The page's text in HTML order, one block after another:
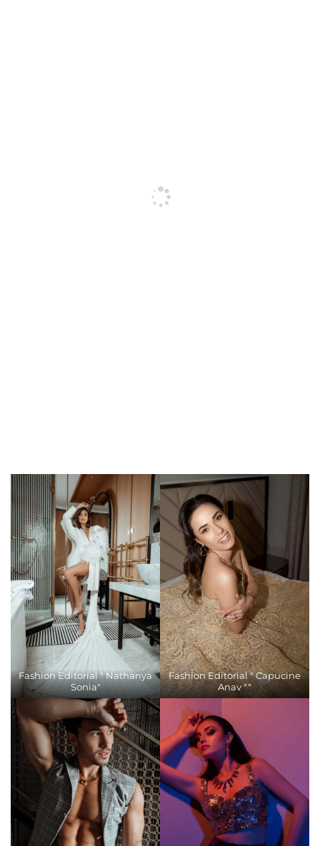
Fashion Editorial " Nathanya
Sonia"
Fashion Editorial " Capucine
Anav ""